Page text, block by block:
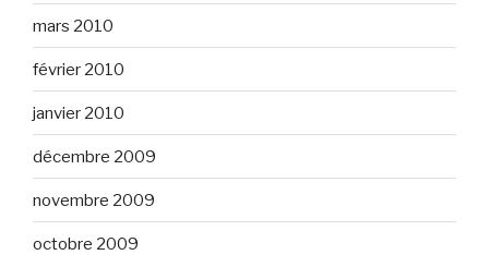
mars 2010
février 2010
janvier 2010
décembre 2009
novembre 2009
octobre 2009